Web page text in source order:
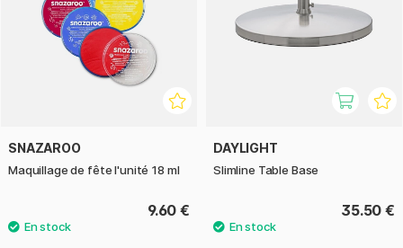
SNAZAROO
Maquillage de fête l'unité 18 ml
9.60 €
DAYLIGHT
Slimline Table Base
35.50 €